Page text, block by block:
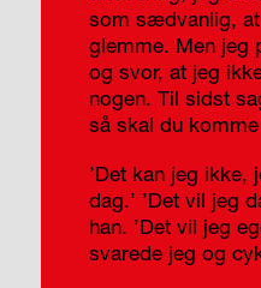
som sædvanlig,
glemme. Men jeg
og svor, at jeg
nogen. Til sidst
så skal du komme
’Det kan jeg ikke,
dag.’ ’Det vil jeg
han. ’Det vil jeg
svarede jeg og